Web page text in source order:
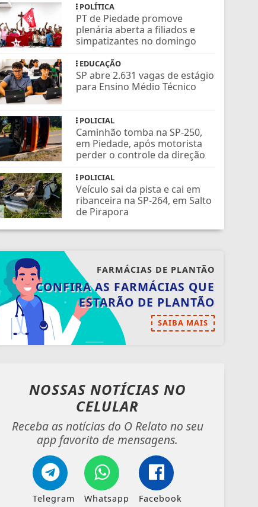
POLÍTICA
PT de Piedade promove
plenária aberta a filiados e
simpatizantes no domingo
EDUCAÇÃO
SP abre 2.631 vagas de estágio
para Ensino Médio Técnico
POLICIAL
Caminhão tomba na SP-250,
em Piedade, após motorista
perder o controle da direção
POLICIAL
Veículo sai da pista e cai em
ribanceira na SP-264, em Salto
de Pirapora
FARMÁCIAS DE PLANTÃO
CONFIRA AS FARMÁCIAS QUE
ESTARÃO DE PLANTÃO
SAIBA MAIS
NOSSAS NOTÍCIAS NO
CELULAR
Receba as notícias do O Relato no seu
app favorito de mensagens.
Telegram Whatsapp Facebook